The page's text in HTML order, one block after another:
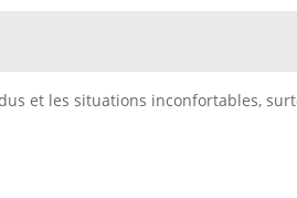
et les situations inconfortables,